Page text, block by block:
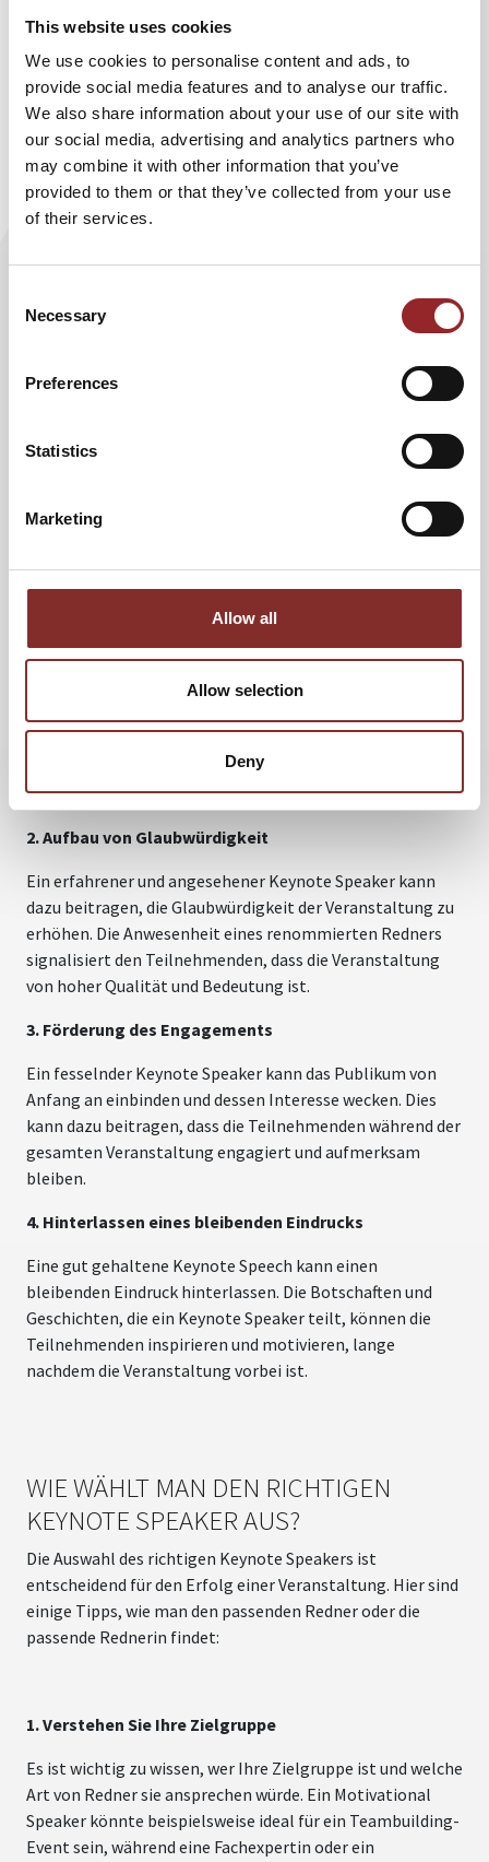
This website uses cookies
We use cookies to personalise content and ads, to
provide social media features and to analyse our traffic.
We also share information about your use of our site with
our social media, advertising and analytics partners who
may combine it with other information that you’ve
provided to them or that they’ve collected from your use
of their services.
Selection
Necessary
Preferences
Statistics
Marketing
Allow all
Allow selection
Deny
Persönlichkeiten als Keynote Speaker eingeladen. Ihre
Popularität und ihr Einfluss können dazu beitragen, mehr
Teilnehmende anzuziehen und die Veranstaltung
insgesamt attraktiver zu machen.
4. Unternehmerinnen, Unternehmer und
Führungskräfte
Erfolgreiche Unternehmerinnen und Unternehmer sowie
teilen. Ihre Geschichten über Erfolg, Misserfolg und
Lernprozesse können besonders inspirierend und lehrreich
WICHTIG?
unterschätzt werden. Hier sind einige Gründe, warum sie
1. Setzen des Tons
Wie bereits erwähnt, setzt die Keynote Speech den Ton für
die gesamte Veranstaltung. Ein guter Keynote Speaker
kann die Stimmung und Erwartungen des Publikums
positiv beeinflussen und die Veranstaltung auf einen
erfolgreichen Kurs bringen.
2. Aufbau von Glaubwürdigkeit
Ein erfahrener und angesehener Keynote Speaker kann
dazu beitragen, die Glaubwürdigkeit der Veranstaltung zu
erhöhen. Die Anwesenheit eines renommierten Redners
signalisiert den Teilnehmenden, dass die Veranstaltung
von hoher Qualität und Bedeutung ist.
3. Förderung des Engagements
Ein fesselnder Keynote Speaker kann das Publikum von
Anfang an einbinden und dessen Interesse wecken. Dies
kann dazu beitragen, dass die Teilnehmenden während der
gesamten Veranstaltung engagiert und aufmerksam
bleiben.
4. Hinterlassen eines bleibenden Eindrucks
Eine gut gehaltene Keynote Speech kann einen
bleibenden Eindruck hinterlassen. Die Botschaften und
Geschichten, die ein Keynote Speaker teilt, können die
Teilnehmenden inspirieren und motivieren, lange
nachdem die Veranstaltung vorbei ist.
WIE WÄHLT MAN DEN RICHTIGEN
KEYNOTE SPEAKER AUS?
Die Auswahl des richtigen Keynote Speakers ist
entscheidend für den Erfolg einer Veranstaltung. Hier sind
einige Tipps, wie man den passenden Redner oder die
passende Rednerin findet:
1. Verstehen Sie Ihre Zielgruppe
Es ist wichtig zu wissen, wer Ihre Zielgruppe ist und welche
Art von Redner sie ansprechen würde. Ein Motivational
Speaker könnte beispielsweise ideal für ein Teambuilding-
Event sein, während eine Fachexpertin oder ein